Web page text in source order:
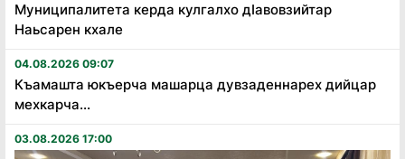
Муниципалитета керда кулгалхо дӏавовзийтар
Наьсарен кхале
04.08.2026 09:07
Къамашта юкъерча машарца дувзаденнарех дийцар
мехкарча...
03.08.2026 17:00